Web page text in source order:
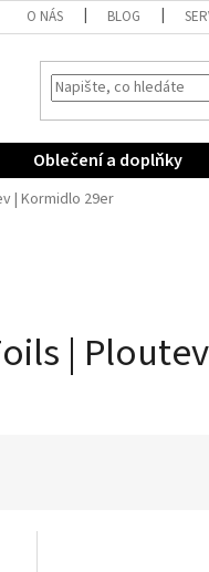
O NÁS BLOG
Oblečení a doplňky
| Kormidlo 29er
|